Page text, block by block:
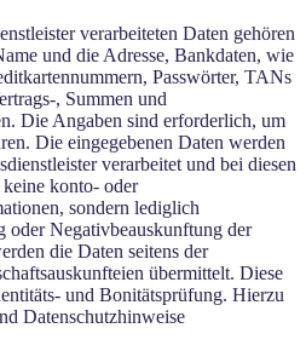
verarbeiteten Daten gehören
und die Adresse, Bankdaten, wie
Passwörter, TANs
, Summen und
Die Angaben sind erforderlich, um
Die eingegebenen Daten werden
verarbeitet und bei diesen
konto- oder
sondern lediglich
oder Negativbeauskunftung der
die Daten seitens der
übermittelt. Diese
und Bonitätsprüfung. Hierzu
Datenschutzhinweise